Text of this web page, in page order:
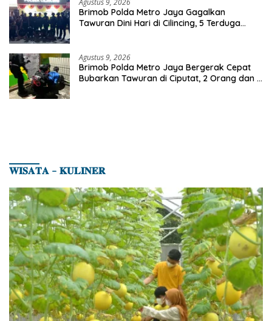
Agustus 9, 2026
Brimob Polda Metro Jaya Gagalkan
Tawuran Dini Hari di Cilincing, 5 Terduga
Agustus 9, 2026
Brimob Polda Metro Jaya Bergerak Cepat
Bubarkan Tawuran di Ciputat, 2 Orang dan 3
𝐖𝐈𝐒𝐀𝐓𝐀 – 𝐊𝐔𝐋𝐈𝐍𝐄𝐑